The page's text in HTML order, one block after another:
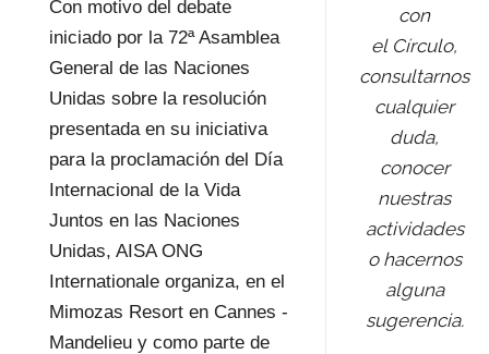
Con motivo del debate
iniciado por la 72ª Asamblea
General de las Naciones
Unidas sobre la resolución
presentada en su iniciativa
para la proclamación del Día
Internacional de la Vida
Juntos en las Naciones
Unidas, AISA ONG
Internationale organiza, en el
Mimozas Resort en Cannes -
Mandelieu y como parte de
con
el Círculo,
consultarnos
cualquier
duda,
conocer
nuestras
actividades
o hacernos
alguna
sugerencia.